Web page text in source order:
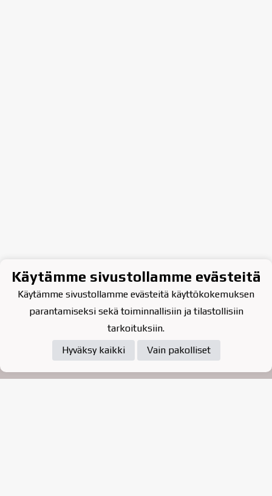
Tietosuojaseloste
Käytämme sivustollamme evästeitä
Käytämme sivustollamme evästeitä käyttökokemuksen
parantamiseksi sekä toiminnallisiin ja tilastollisiin
tarkoituksiin.
Hyväksy kaikki
Vain pakolliset